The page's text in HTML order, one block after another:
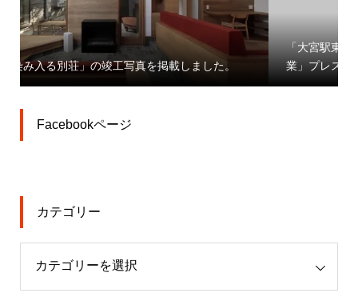
「大宮駅東口大門町２丁目中地区第一種市街地再開発事
業」プレスリリース
Facebookページ
カテゴリー